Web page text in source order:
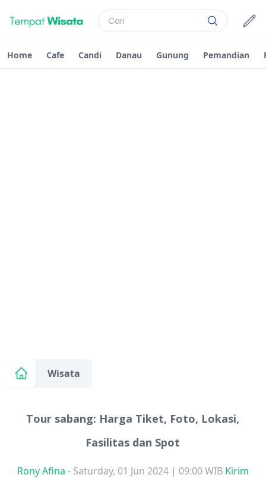
Home Cafe Candi Danau Gunung Pemandian
Wisata
Tour sabang: Harga Tiket, Foto, Lokasi,
Fasilitas dan Spot
Rony Afina - Saturday, 01 Jun 2024 | 09:00 WIB Kirim